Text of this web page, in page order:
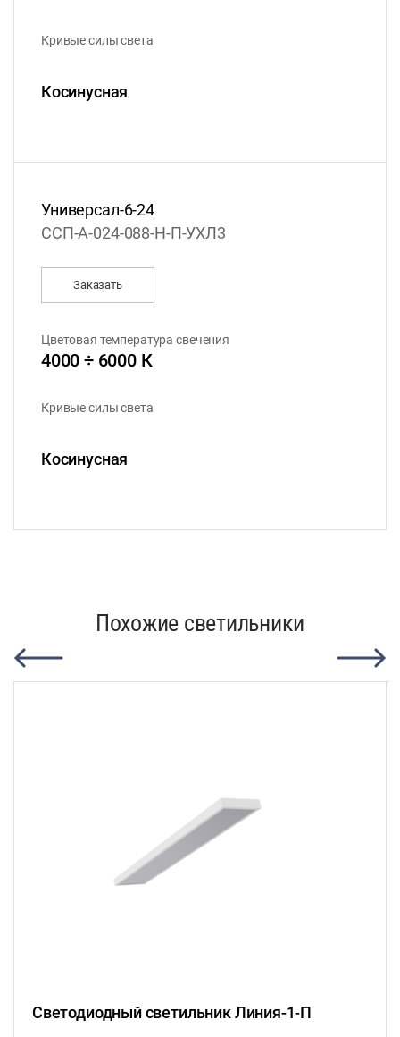
Кривые силы света
Косинусная
Универсал-6-24
ССП-А-024-088-Н-П-УХЛ3
Заказать
Цветовая температура свечения
4000 ÷ 6000 К
Кривые силы света
Косинусная
Похожие светильники
Светодиодный светильник Линия-1-П